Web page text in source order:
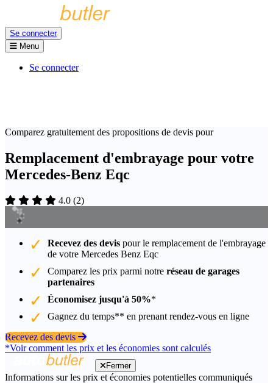
Se connecter
Menu
Se connecter
Comparez gratuitement des propositions de devis pour
Remplacement d'embrayage pour votre
Mercedes-Benz Eqc
4.0 (2)
Recevez des devis pour le remplacement de l'embrayage
de votre Mercedes Benz Eqc
Comparez les prix parmi notre réseau de garages
partenaires
Économisez jusqu'à 50%*
Gagnez du temps** en prenant rendez-vous en ligne
Recevez des devis
*Voir comment les prix et les économies sont calculés
Fermer
Informations sur les prix et économies potentielles communiqués